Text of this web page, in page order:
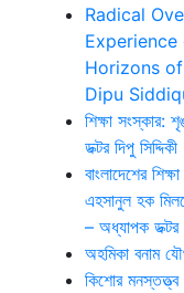
Radical
Horizons
Dipu
শিক্ষা সংস্কার:
ডক্টর দিপু সিদ্দিকী
বাংলাদেশের
এহসানুল হক
– অধ্যাপক ডক্টর
অহমিকা বনাম
কিশোর মনস্তত্ত্ব